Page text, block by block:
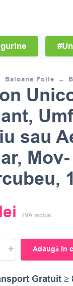
Baloane Folie
sau
Mov-
lei TVA inclus
+ Adaugă în
Gratuit ≥